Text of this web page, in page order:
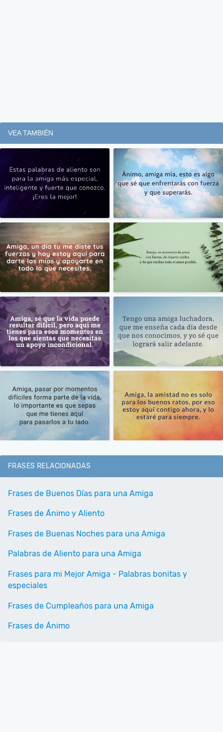
VEA TAMBIÉN
FRASES RELACIONADAS
Frases de Buenos Días para una Amiga
Frases de Ánimo y Aliento
Frases de Buenas Noches para una Amiga
Palabras de Aliento para una Amiga
Frases para mi Mejor Amiga - Palabras bonitas y
especiales
Frases de Cumpleaños para una Amiga
Frases de Ánimo